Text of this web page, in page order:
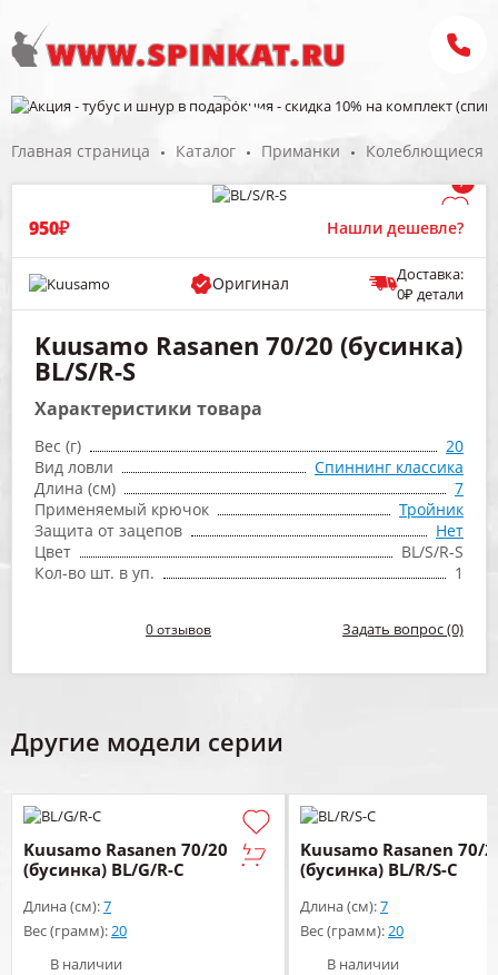
Главная страница Каталог Приманки
Колеблющиеся
/
950₽ Нашли дешевле?
Оригинал
Доставка:
0₽ детали
Kuusamo Rasanen 70/20 (бусинка)
BL/S/R-S
Характеристики товара
Вес (г)
20
Вид ловли
Спиннинг классика
Длина (см)
7
Применяемый крючок
Тройник
Защита от зацепов
Нет
Цвет
BL/S/R-S
Кол-во шт. в уп.
1
0 отзывов Задать вопрос (0)
Другие модели серии
Kuusamo Rasanen 70/20
(бусинка) BL/G/R-C
Длина (см):7
Вес (грамм): 20
В наличии
Kuusamo Rasanen 70/
(бусинка) BL/R/S-C
Длина (см):7
Вес (грамм): 20
В наличии